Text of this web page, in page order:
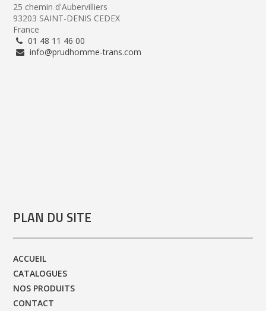
25 chemin d'Aubervilliers
93203 SAINT-DENIS CEDEX
France
01 48 11 46 00
info@prudhomme-trans.com
PLAN DU SITE
ACCUEIL
CATALOGUES
NOS PRODUITS
CONTACT